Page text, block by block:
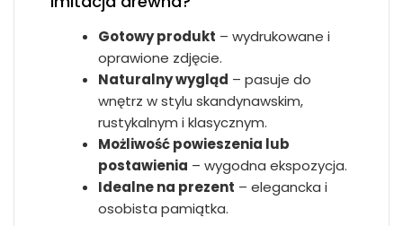
Gotowy produkt – wydrukowane i
oprawione zdjęcie.
Naturalny wygląd – pasuje do
wnętrz w stylu skandynawskim,
rustykalnym i klasycznym.
Możliwość powieszenia lub
postawienia – wygodna ekspozycja.
Idealne na prezent – elegancka i
osobista pamiątka.